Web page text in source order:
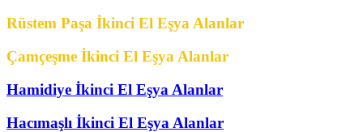
Rüstem Paşa İkinci El Eşya Alanlar
Çamçeşme İkinci El Eşya Alanlar
Hamidiye İkinci El Eşya Alanlar
Hacımaşlı İkinci El Eşya Alanlar